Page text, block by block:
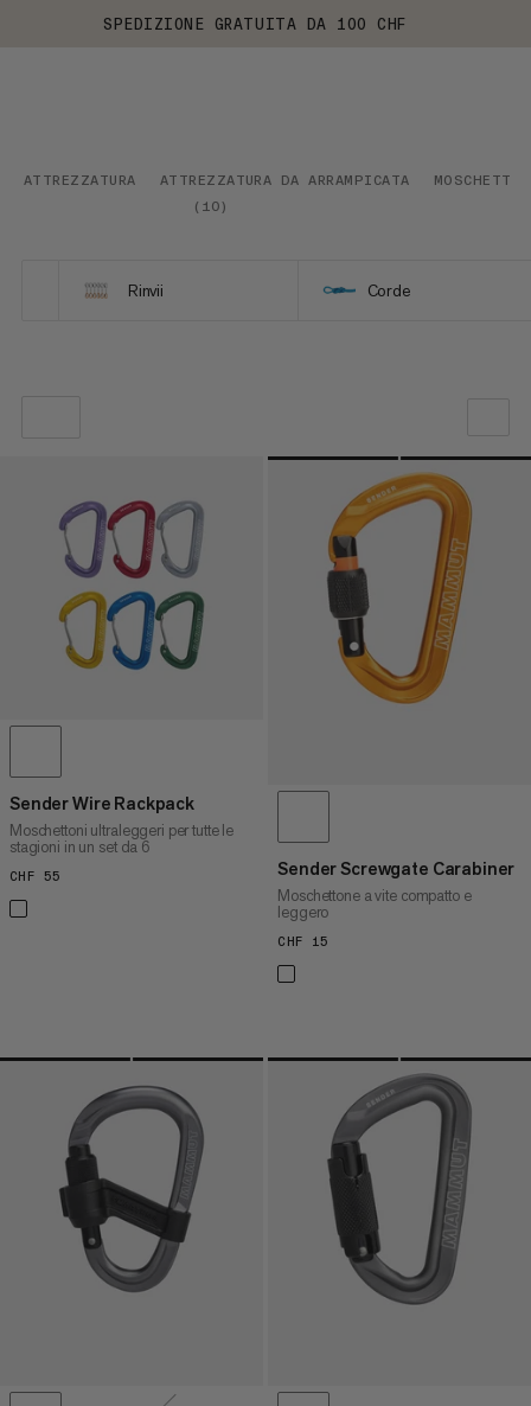
SPEDIZIONE GRATUITA DA 100 CHF
ATTREZZATURA ATTREZZATURA DA ARRAMPICATA
( 10)
Rinvii Corde
LA NOSTRA RACCOMANDAZIONE
PREZZO BASSO AD ALTO
PREZZO ALTO A BASSO
COSA C'È DI NUOVO
Sender Wire Rackpack
Moschettoni ultraleggeri per tutte le
stagioni in un set da 6
CHF 55 Sender Screwgate Carabiner
Moschettone a vite compatto e
leggero
CHF 15